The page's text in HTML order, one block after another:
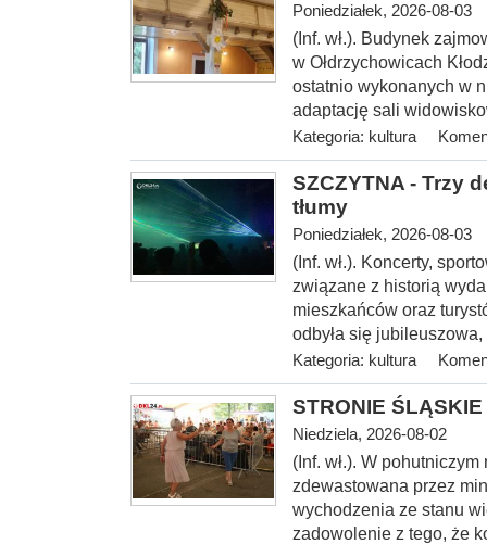
Poniedziałek, 2026-08-03
(Inf. wł.). Budynek
w Ołdrzychowicach
ostatnio wykonanych w
adaptację sali
Kategoria: kultura
SZCZYTNA - Trzy
tłumy
Poniedziałek, 2026-08-03
(Inf. wł.). Koncerty,
związane z historią
mieszkańców oraz
odbyła się
Kategoria: kultura
STRONIE
Niedziela, 2026-08-02
(Inf. wł.). W
zdewastowana przez
wychodzenia ze stanu
zadowolenie z tego, że